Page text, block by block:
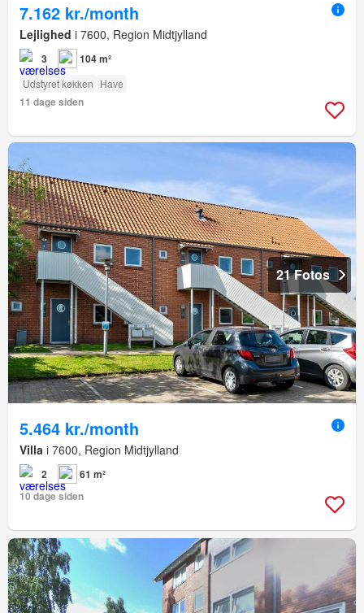
7.162 kr./month
Lejlighed i 7600, Region Midtjylland
3 104 m²
Udstyret køkken Have
11 dage siden
21 Fotos
5.464 kr./month
Villa i 7600, Region Midtjylland
2
61 m²
10 dage siden